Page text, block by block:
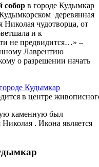
собор в городе Кудымкар
деревянная
Николая чудотворца, от
и к
не предвидится…» –
Лаврентию
о разрешении начать
в центре
каменную был
. Икона является